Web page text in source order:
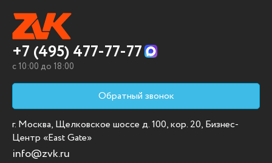
+7 (495) 477-77-77
c 10:00 до 18:00
Обратный звонок
г. Москва, Щелковское шоссе д. 100, кор. 20, Бизнес-
Центр «East Gate»
info@zvk.ru